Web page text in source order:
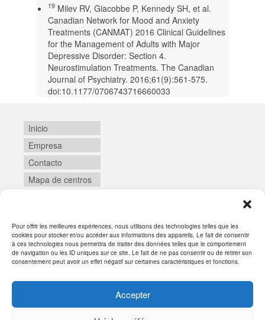
Pour offrir les meilleures expériences, nous utilisons des technologies telles que les
cookies pour stocker et/ou accéder aux informations des appareils. Le fait de consentir
à ces technologies nous permettra de traiter des données telles que le comportement
de navigation ou les ID uniques sur ce site. Le fait de ne pas consentir ou de retirer son
consentement peut avoir un effet négatif sur certaines caractéristiques et fonctions.
Accepter
19 Milev RV, Giacobbe P, Kennedy SH, et al.
Canadian Network for Mood and Anxiety
Treatments (CANMAT) 2016 Clinical Guidelines
for the Management of Adults with Major
Depressive Disorder: Section 4.
Neurostimulation Treatments. The Canadian
Journal of Psychiatry. 2016;61(9):561-575.
doi:10.1177/0706743716660033
Inicio
Empresa
Contacto
Mapa de centros
Login